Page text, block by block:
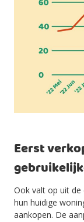
Eerst
Ook valt op uit
hun huidige
aankopen. De